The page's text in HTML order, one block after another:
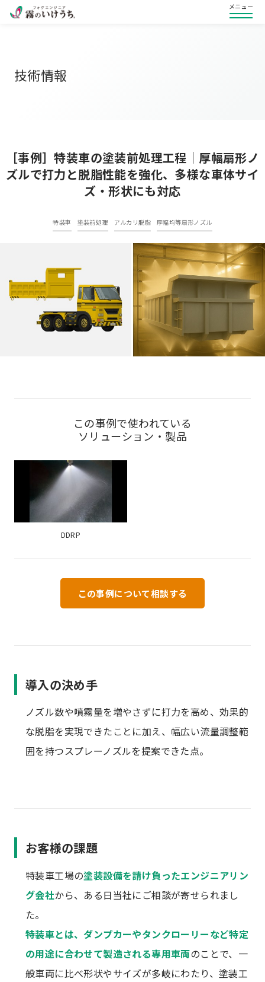
メニュー
技術情報
［事例］特装車の塗装前処理工程｜厚幅扇形ノ
ズルで打力と脱脂性能を強化、多様な車体サイ
ズ・形状にも対応
特装車 塗装前処理 アルカリ脱脂 厚幅均等扇形ノズル
この事例で使われている
ソリューション・製品
DDRP
この事例について相談する
導入の決め手
ノズル数や噴霧量を増やさずに打力を高め、効果的
な脱脂を実現できたことに加え、幅広い流量調整範
囲を持つスプレーノズルを提案できた点。
お客様の課題
特装車工場の塗装設備を請け負ったエンジニアリン
グ会社から、ある日当社にご相談が寄せられまし
た。
特装車とは、ダンプカーやタンクローリーなど特定
の用途に合わせて製造される専用車両のことで、一
般車両に比べ形状やサイズが多岐にわたり、塗装工